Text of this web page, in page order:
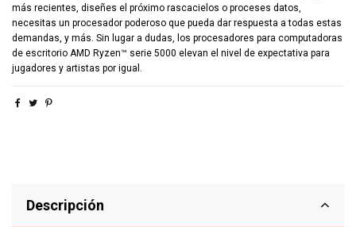
más recientes, diseñes el próximo rascacielos o proceses datos,
necesitas un procesador poderoso que pueda dar respuesta a todas estas
demandas, y más. Sin lugar a dudas, los procesadores para computadoras
de escritorio AMD Ryzen™ serie 5000 elevan el nivel de expectativa para
jugadores y artistas por igual.
Descripción